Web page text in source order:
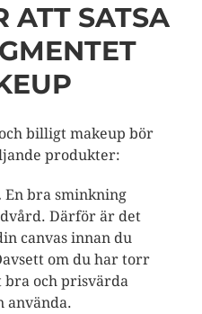
ATT SATSA
billigt makeup bör
produkter:
En bra sminkning
Därför är det
canvas innan du
om du har torr
och prisvärda
använda.